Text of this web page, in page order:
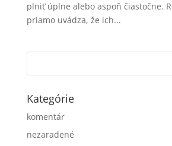
plniť úplne alebo aspoň čiastočne.
priamo uvádza, že ich...
Kategórie
komentár
nezaradené